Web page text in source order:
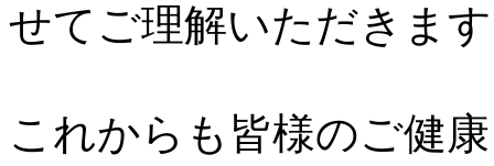
せてご理解いただきま
これからも皆様のご健